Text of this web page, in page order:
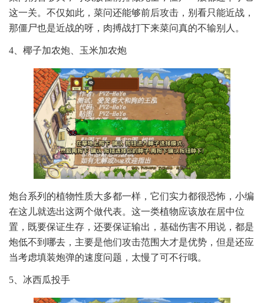
这一关。不仅如此，菜问还能够前后攻击，别看只能近战，
那僵尸也是近战的呀，肉搏战打下来菜问真的不输别人。
4、椰子加农炮、玉米加农炮
炮台系列的植物性质大多都一样，它们实力都很恐怖，小编
在这儿就选出这两个做代表。这一类植物应该放在居中位
置，既要保证生存，还要保证输出，基础伤害不用说，都是
炮低不到哪去，主要是他们攻击范围大才是优势，但是还应
当考虑填装炮弹的速度问题，太慢了可不行哦。
5、冰西瓜投手